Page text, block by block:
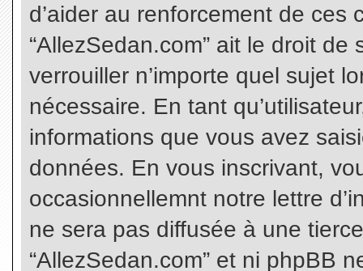
d’aider au renforcement de
“AllezSedan.com” ait le droit de
verrouiller n’importe quel sujet
nécessaire. En tant
informations que vous avez
données. En vous inscrivant,
occasionnellemnt notre lettre
ne sera pas diffusée à une
“AllezSedan.com” et ni phpBB